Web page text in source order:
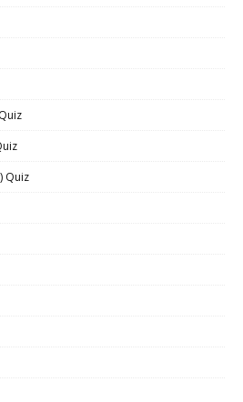
Quiz